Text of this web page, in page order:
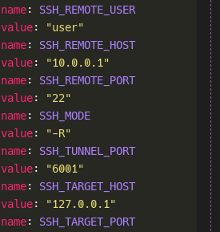
name: SSH_REMOTE_USER
value:
"user"
name: SSH_REMOTE_HOST
value:
"10.0.0.1"
name: SSH_REMOTE_PORT
value:
"22"
name: SSH_MODE
value:
"-R"
name: SSH_TUNNEL_PORT
value:
"6001"
name: SSH_TARGET_HOST
value:
"127.0.0.1"
name: SSH_TARGET_PORT